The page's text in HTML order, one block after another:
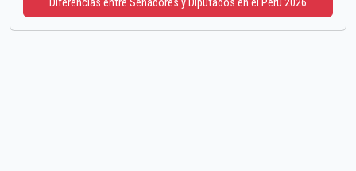
Diferencias entre Senadores y Diputados en el Perú 2026